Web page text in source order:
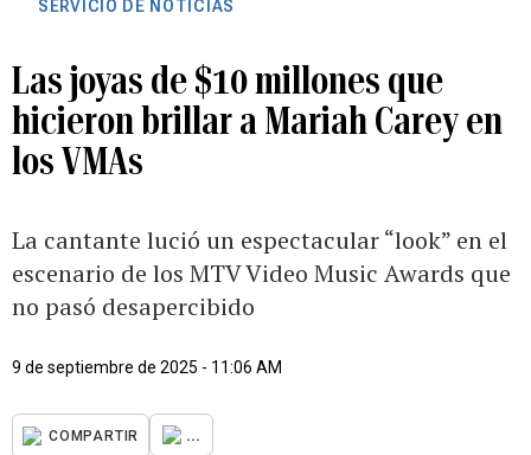
SERVICIO DE NOTICIAS
Las joyas de $10 millones que
hicieron brillar a Mariah Carey en
los VMAs
La cantante lució un espectacular “look” en el
escenario de los MTV Video Music Awards que
no pasó desapercibido
9 de septiembre de 2025 - 11:06 AM
COMPARTIR ...